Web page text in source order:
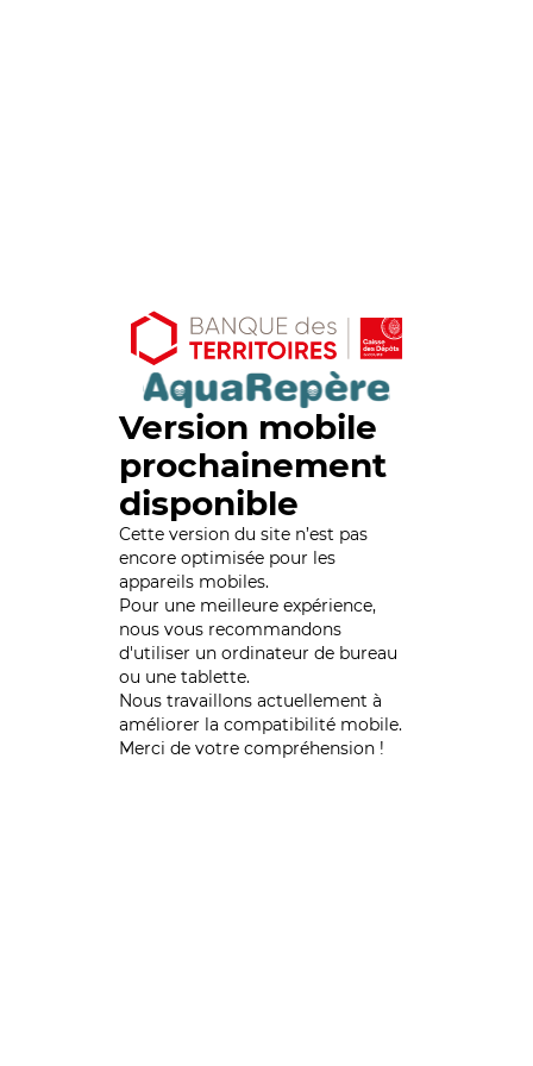
Version mobile
prochainement
disponible
Cette version du site n’est pas
encore optimisée pour les
appareils mobiles.
Pour une meilleure expérience,
nous vous recommandons
d'utiliser un ordinateur de bureau
ou une tablette.
Nous travaillons actuellement à
améliorer la compatibilité mobile.
Merci de votre compréhension !